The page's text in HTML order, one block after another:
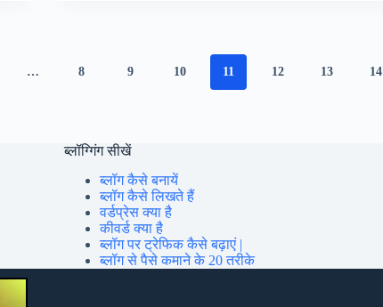
2025:
जूनियर
जॉब
अलर्ट
… 8 9 10 11 12 13 14
ब्लॉग्गिंग सीखें
ब्लॉग कैसे बनायें
ब्लॉग कैसे लिखते हैं
वर्डप्रेस क्या है
कीवर्ड क्या है
ब्लॉग पर ट्रेफिक कैसे बढ़ाएं |
ब्लॉग से पैसे कमाने के 20 तरीके